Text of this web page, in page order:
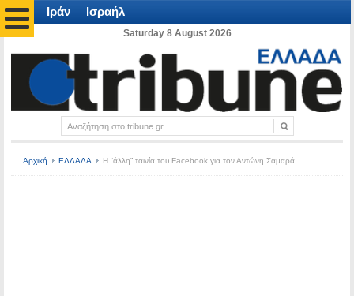
Ιράν Ισραήλ
Saturday 8 August 2026
Αρχική ΕΛΛΑΔΑ H “άλλη” ταινία του Facebook για τον Αντώνη Σαμαρά